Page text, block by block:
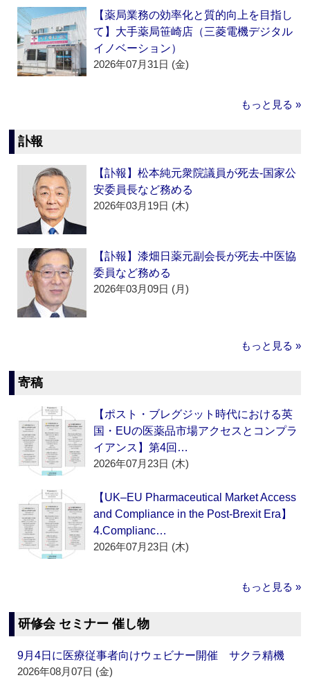
【薬局業務の効率化と質的向上を目指し
て】大手薬局笹崎店（三菱電機デジタル
イノベーション）
2026年07月31日 (金)
もっと見る »
訃報
【訃報】松本純元衆院議員が死去‐国家公
安委員長など務める
2026年03月19日 (木)
【訃報】漆畑日薬元副会長が死去‐中医協
委員など務める
2026年03月09日 (月)
もっと見る »
寄稿
【ポスト・ブレグジット時代における英
国・EUの医薬品市場アクセスとコンプラ
イアンス】第4回…
2026年07月23日 (木)
【UK–EU Pharmaceutical Market Access
and Compliance in the Post-Brexit Era】
4.Complianc…
2026年07月23日 (木)
もっと見る »
研修会 セミナー 催し物
9月4日に医療従事者向けウェビナー開催 サクラ精機
2026年08月07日 (金)